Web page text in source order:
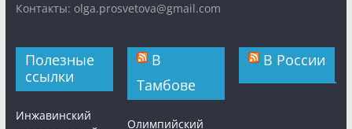
Контакты: olga.prosvetova@gmail.com
Полезные
ссылки
Инжавинский
В
Тамбове
Олимпийский
В России